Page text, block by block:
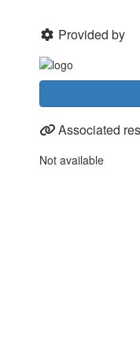
Provided by
Associated
Not available